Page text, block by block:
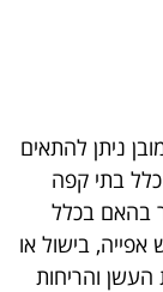
ניתן להתאים
בתי קפה
בהאם בכלל
בישול או
והריחות